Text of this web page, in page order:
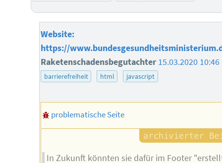
Website:
https://
Raketenschadensbegutachter 15.03.2020 10:46
barrierefreiheit html javascript
problematische Seite
In Zukunft könnten sie dafür im Footer